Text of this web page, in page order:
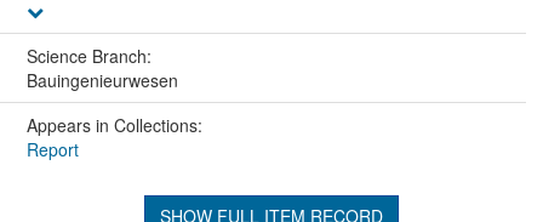
Science Branch:
Bauingenieurwesen
Appears in Collections:
Report
SHOW FULL ITEM RECORD